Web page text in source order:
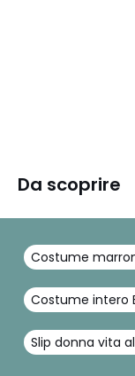
Da scoprire
Costume
Costume intero
Slip donna vita